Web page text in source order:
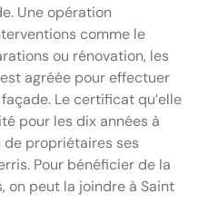
Une opération
comme le
ou rénovation, les
agréée pour effectuer
Le certificat qu’elle
pour les dix années à
de propriétaires ses
Pour bénéficier de la
on peut la joindre à Saint